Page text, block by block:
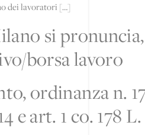
dei lavoratori […]
si
borsa lavoro
ordinanza n.
e art. 1 co. 178